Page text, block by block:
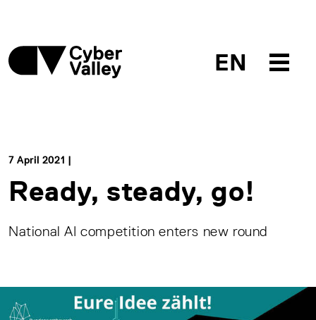
EN
7 April 2021 |
Ready, steady, go!
National AI competition enters new round